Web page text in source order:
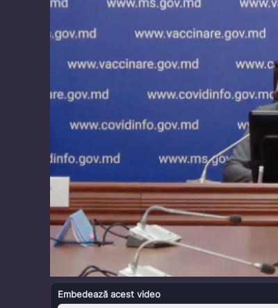
Embedează acest video